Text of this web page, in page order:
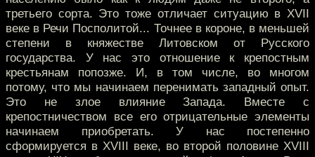
третьего сорта. Это тоже отличает ситуацию в XVII
веке в Речи Посполитой... Точнее в короне, в меньшей
степени в княжестве Литовском от Русского
государства. У нас это отношение к крепостным
крестьянам попозже. И, в том числе, во многом
потому, что мы начинаем перенимать западный опыт.
Это не злое влияние Запада. Вместе с
крепостничеством все его отрицательные элементы
начинаем приобретать. У нас постепенно
сформируется в XVIII веке, во второй половине XVIII